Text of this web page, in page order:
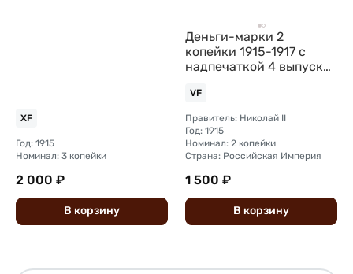
XF
Год: 1915
Номинал: 3 копейки
2 000 ₽
В корзину
Деньги-марки 2
копейки 1915-1917 с
надпечаткой 4 выпуск
VF
Правитель: Николай II
Год: 1915
Номинал: 2 копейки
Страна: Российская Империя
1 500 ₽
В корзину